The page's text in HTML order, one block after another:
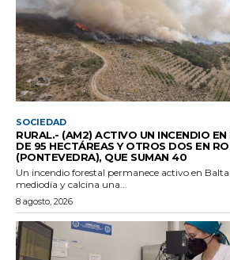
SOCIEDAD
RURAL.- (AM2) ACTIVO UN INCENDIO
DE 95 HECTÁREAS Y OTROS DOS EN
(PONTEVEDRA), QUE SUMAN 40
Un incendio forestal permanece activo en
mediodía y calcina una...
8 agosto, 2026